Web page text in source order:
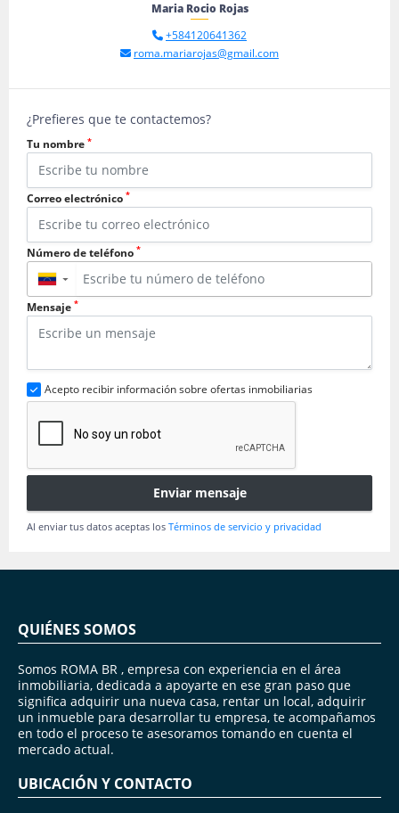
Maria Rocio Rojas
+584120641362
roma.mariarojas@gmail.com
¿Prefieres que te contactemos?
Tu nombre *
Correo electrónico *
Número de teléfono *
▼
Mensaje *
Acepto recibir información sobre ofertas inmobiliarias
Enviar mensaje
Al enviar tus datos aceptas los Términos de servicio y privacidad
QUIÉNES SOMOS
Somos ROMA BR , empresa con experiencia en el área
inmobiliaria, dedicada a apoyarte en ese gran paso que
significa adquirir una nueva casa, rentar un local, adquirir
un inmueble para desarrollar tu empresa, te acompañamos
en todo el proceso te asesoramos tomando en cuenta el
mercado actual.
UBICACIÓN Y CONTACTO